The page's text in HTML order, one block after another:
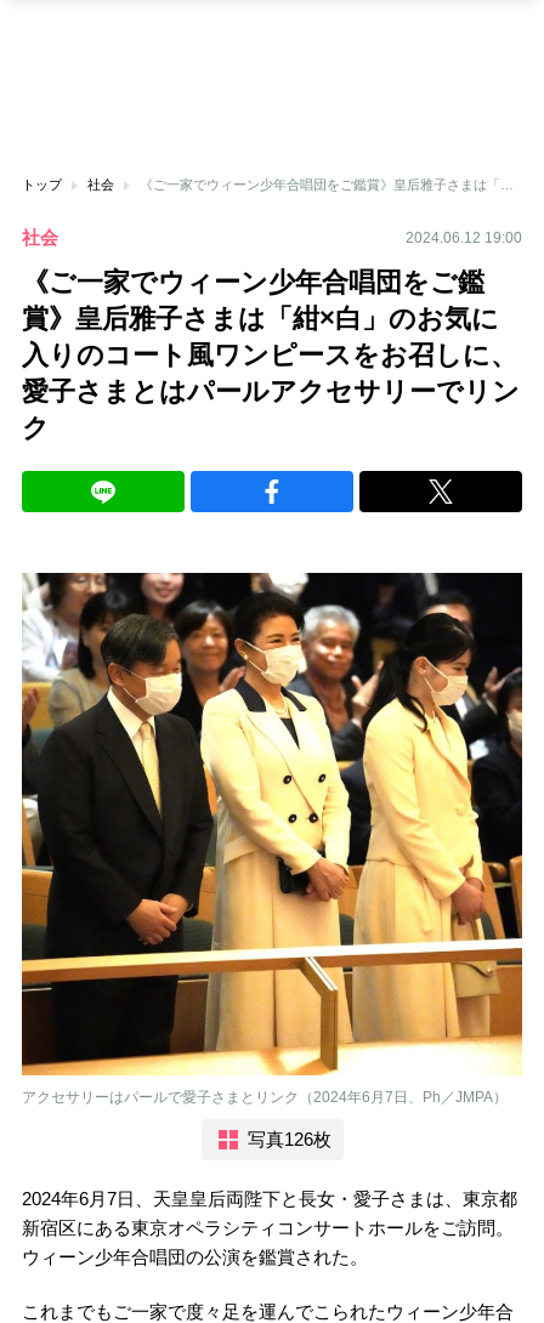
トップ 社会
社会 2024.06.12 19:00
《ご一家でウィーン少年合唱団をご鑑
賞》皇后雅子さまは「紺×白」のお気に
入りのコート風ワンピースをお召しに、
愛子さまとはパールアクセサリーでリン
ク
アクセサリーはパールで愛子さまとリンク（2024年6月7日、Ph／JMPA）
写真126枚
2024年6月7日、天皇皇后両陛下と長女・愛子さまは、東京都
新宿区にある東京オペラシティコンサートホールをご訪問。
ウィーン少年合唱団の公演を鑑賞された。
これまでもご一家で度々足を運んでこられたウィーン少年合